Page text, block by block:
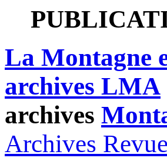
La Montagne
archives LMA
archives
Archives